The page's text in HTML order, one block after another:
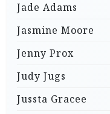
Jade Adams
Jasmine Moore
Jenny Prox
Judy Jugs
Jussta Gracee